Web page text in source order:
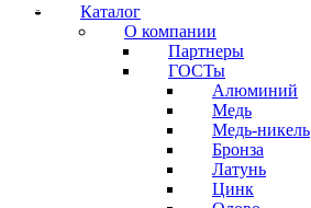
Каталог
О компании
Партнеры
ГОСТы
Алюминий
Медь
Медь-никель
Бронза
Латунь
Цинк